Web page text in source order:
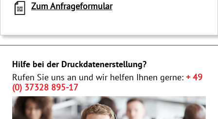
Zum Anfrageformular
Hilfe bei der Druckdatenerstellung?
Rufen Sie uns an und wir helfen Ihnen gerne: + 49
(0) 37328 895-17